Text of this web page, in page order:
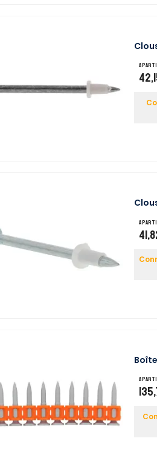
A
A
A